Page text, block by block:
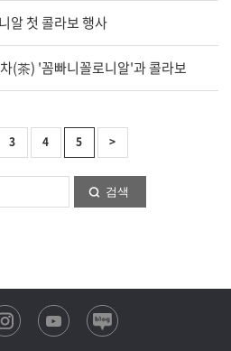
알 첫 콜라보 행사
(茶) '꼼빠니꼴로니알'과 콜라보
3 4 5 >
검색